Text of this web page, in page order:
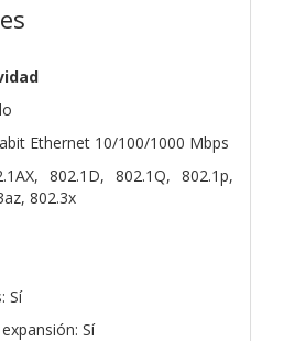
Ethernet 10/100/1000 Mbps
802.1D, 802.1Q, 802.1p,
802.3x
Sí
Sí